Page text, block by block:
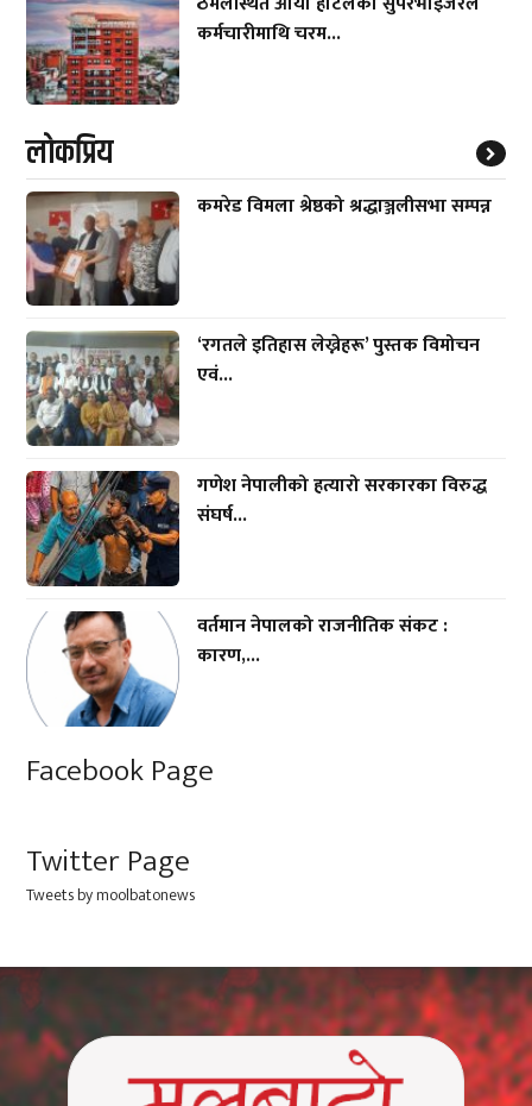
कर्मचारीमाथि चरम...
लाेकप्रिय
कमरेड विमला श्रेष्ठको श्रद्धाञ्जलीसभा सम्पन्न
‘रगतले इतिहास लेख्नेहरू’ पुस्तक विमोचन
एवं...
गणेश नेपालीको हत्यारो सरकारका विरुद्ध
संघर्ष...
वर्तमान नेपालको राजनीतिक संकट :
कारण,...
Facebook Page
Twitter Page
Tweets by moolbatonews